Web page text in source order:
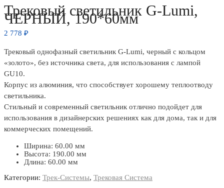
Трековый светильник G-Lumi,
ЧЕРНЫЙ, 190*60мм
2 778 ₽
Трековый однофазный светильник G-Lumi, черный с кольцом
«золото», без источника света, для использования с лампой
GU10.
Корпус из алюминия, что способствует хорошему теплоотводу
светильника.
Стильный и современный светильник отлично подойдет для
использования в дизайнерских решениях как для дома, так и для
коммерческих помещений.
Ширина: 60.00 мм
Высота: 190.00 мм
Длина: 60.00 мм
Категории: Трек-Системы, Трековая Система